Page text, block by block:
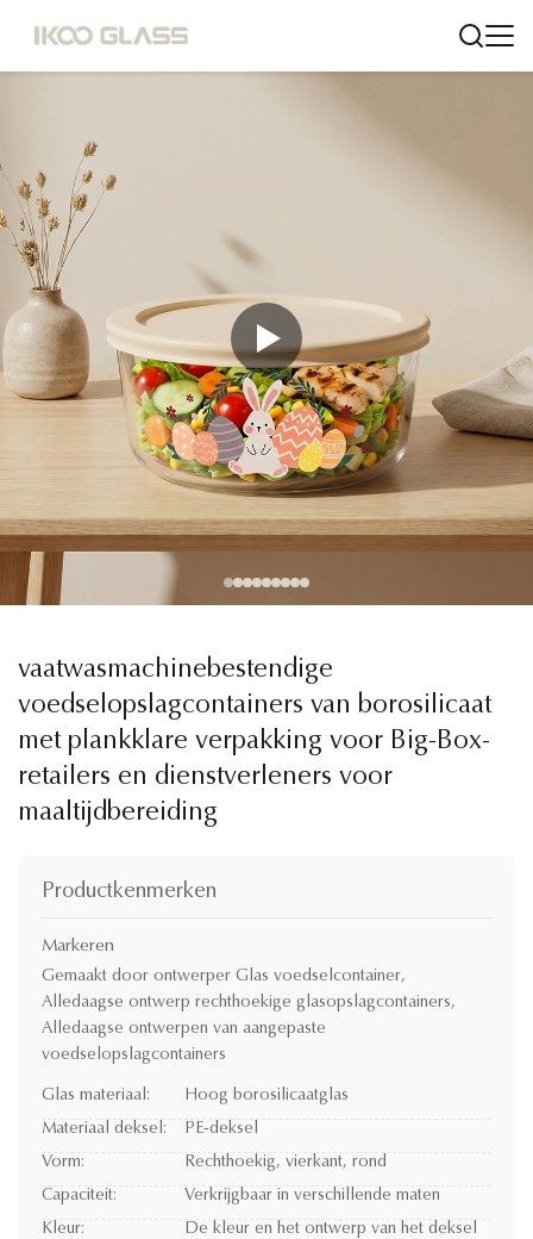
vaatwasmachinebestendige
voedselopslagcontainers van borosilicaat
met plankklare verpakking voor Big-Box-
retailers en dienstverleners voor
maaltijdbereiding
Productkenmerken
Markeren
Gemaakt door ontwerper Glas voedselcontainer,
Alledaagse ontwerp rechthoekige glasopslagcontainers,
Alledaagse ontwerpen van aangepaste
voedselopslagcontainers
Glas materiaal:
Hoog borosilicaatglas
Materiaal deksel:
PE-deksel
Vorm:
Rechthoekig, vierkant, rond
Capaciteit:
Verkrijgbaar in verschillende maten
Kleur:
De kleur en het ontwerp van het deksel